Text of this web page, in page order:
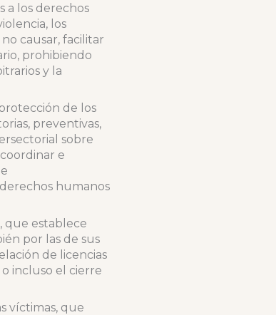
a los derechos
los
causar, facilitar
prohibiendo
y la
de los
preventivas,
sobre
e
humanos
que establece
por las de sus
de licencias
incluso el cierre
víctimas, que